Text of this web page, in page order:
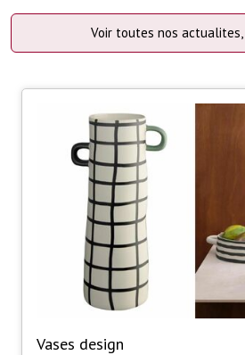
Voir toutes nos actualites,
Vases design